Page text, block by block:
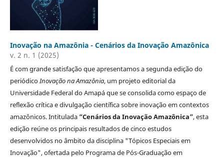
Inovação na Amazônia - Cenários da Inovação Amazônica
v. 2 n. 1 (2025)
É com grande satisfação que apresentamos a segunda edição do
periódicoInovação na Amazônia, um projeto editorial da
Universidade Federal do Amapá que se consolida como espaço de
reflexão crítica e divulgação científica sobre inovação em contextos
amazônicos. Intitulada “Cenários da Inovação Amazônica”, esta
edição reúne os principais resultados de cinco estudos
desenvolvidos no âmbito da disciplina "Tópicos Especiais em
Inovação", ofertada pelo Programa de Pós-Graduação em